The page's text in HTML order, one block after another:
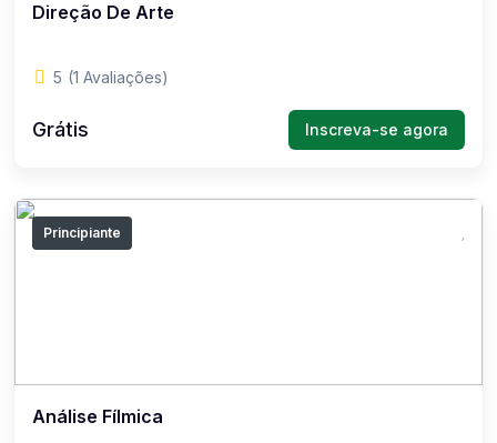
Direção De Arte
5 (1 Avaliações)
Grátis Inscreva-se agora
Principiante
Análise Fílmica